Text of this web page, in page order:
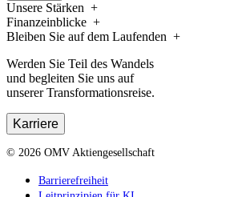
Unsere Stärken
Finanzeinblicke
Bleiben Sie auf dem Laufenden
Werden Sie Teil des Wandels
und begleiten Sie uns auf
unserer Transformationsreise.
Karriere
© 2026 OMV Aktiengesellschaft
Barrierefreiheit